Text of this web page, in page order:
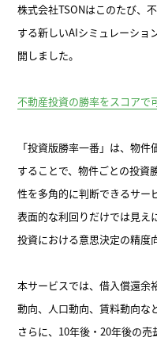
株式会社TSONはこのたび、
する新しいAIシミュレーシ
開しました。
不動産投資の勝率をスコアで
「投資版勝率一番」は、物
することで、物件ごとの投資
性を多角的に判断できるサー
表面的な利回りだけでは見え
投資における意思決定の精度
本サービスでは、借入償還余
動向、人口動向、賃料動向な
さらに、10年後・20年後の